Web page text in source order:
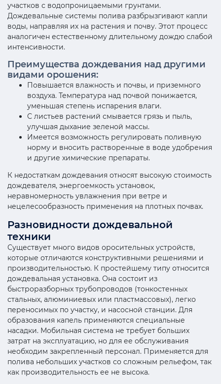
участков с водопроницаемыми грунтами.
Дождевальные системы полива разбрызгивают капли
воды, направляя их на растения и почву. Этот процесс
аналогичен естественному длительному дождю слабой
интенсивности.
Преимущества дождевания над другими
видами орошения:
Повышается влажность и почвы, и приземного
воздуха. Температура над почвой понижается,
уменьшая степень испарения влаги.
С листьев растений смывается грязь и пыль,
улучшая дыхание зеленой массы.
Имеется возможность регулировать поливную
норму и вносить растворенные в воде удобрения
и другие химические препараты.
К недостаткам дождевания относят высокую стоимость
дождевателя, энергоемкость установок,
неравномерность увлажнения при ветре и
нецелесообразность применения на плотных почвах.
Разновидности дождевальной
техники
Существует много видов оросительных устройств,
которые отличаются конструктивными решениями и
производительностью. К простейшему типу относится
дождевальная установка. Она состоит из
быстроразборных трубопроводов (тонкостенных
стальных, алюминиевых или пластмассовых), легко
переносимых по участку, и насосной станции. Для
образования капель применяются специальные
насадки. Мобильная система не требует больших
затрат на эксплуатацию, но для ее обслуживания
необходим закрепленный персонал. Применяется для
полива небольших участков со сложным рельефом, так
как производительность ее не высока.